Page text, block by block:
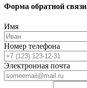
Форма обратной связи
Имя
Номер телефона
Электронная почта